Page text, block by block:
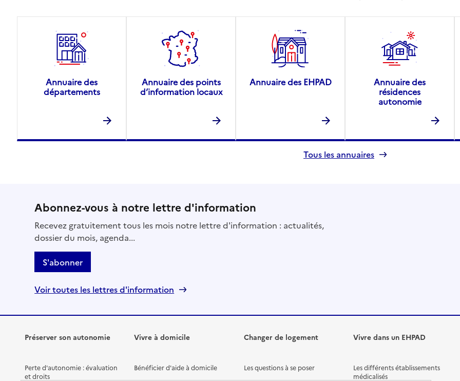
Annuaire des
départements
Annuaire des points
d’information locaux
Annuaire des EHPAD
Annuaire des
résidences
autonomie
Tous les annuaires
Abonnez-vous à notre lettre d'information
Recevez gratuitement tous les mois notre lettre d'information : actualités,
dossier du mois, agenda...
S'abonner
Voir toutes les lettres d'information
Préserver son autonomie
Perte d'autonomie : évaluation
et droits
Vivre à domicile
Bénéficier d'aide à domicile
Changer de logement
Les questions à se poser
Vivre dans un EHPAD
Les différents établissements
médicalisés